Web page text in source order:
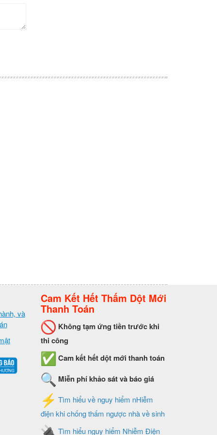
và
Cam Kết Hết Thấm Dột Mới
Thanh Toán
Không tạm ứng tiền trước khi
thi công
Cam kết hết dột mới thanh toán
Miễn phí khảo sát và báo giá
Tìm hiểu về nguy hiểm nHiễm
điện khi chống thấm ngược nhà về sinh
Tìm hiểu nguy hiểm Nhiễm Điện